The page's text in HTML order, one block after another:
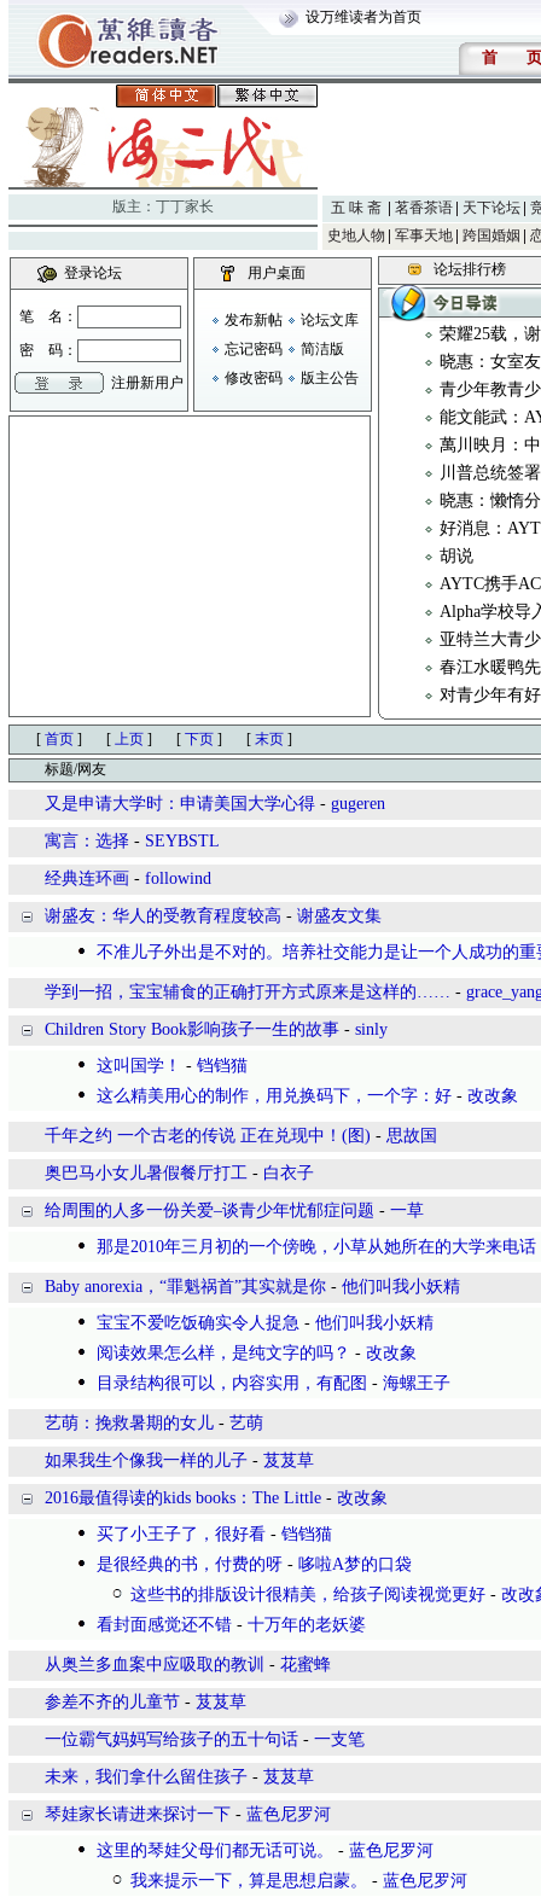
设万维读者为首页
首 页
版主： 丁丁家长 五 味 斋 茗香茶语 天下论坛
史地人物
军事天地 跨国婚姻
登录论坛
笔 名：
密 码：
注册新用户
用户桌面
发布新帖
论坛文库
忘记密码
简洁版
修改密码
版主公告
论坛排行榜
荣耀25载，
晓惠：女室友
青少年教青
能文能武：
萬川映月：
川普总统签
晓惠：懒惰
好消息：
胡说
AYTC携手
Alpha学校导
亚特兰大青
春江水暖鸭
对青少年有
[ 首页 ] [ 上页 ] [ 下页 ] [ 末页 ]
标题/网友
又是申请大学时：申请美国大学心得 - gugeren
寓言：选择 - SEYBSTL
经典连环画 - followind
谢盛友：华人的受教育程度较高 - 谢盛友文集
不准儿子外出是不对的。培养社交能力是让一个人成功的重
学到一招，宝宝辅食的正确打开方式原来是这样的…… -
Children Story Book影响孩子一生的故事 - sinly
这叫国学！
- 铛铛猫
这么精美用心的制作，用兑换码下，一个字：好 - 改改象
千年之约 一个古老的传说 正在兑现中！(图) - 思故国
奥巴马小女儿暑假餐厅打工 - 白衣子
给周围的人多一份关爱–谈青少年忧郁症问题 - 一草
那是2010年三月初的一个傍晚，小草从她所在的大学来电话
Baby anorexia，“罪魁祸首”其实就是你 - 他们叫我小妖精
宝宝不爱吃饭确实令人捉急 - 他们叫我小妖精
阅读效果怎么样，是纯文字的吗？ - 改改象
目录结构很可以，内容实用，有配图 - 海螺王子
艺萌：挽救暑期的女儿 - 艺萌
如果我生个像我一样的儿子 - 芨芨草
2016最值得读的kids books：The Little - 改改象
买了小王子了，很好看 - 铛铛猫
是很经典的书，付费的呀 - 哆啦A梦的口袋
这些书的排版设计很精美，给孩子阅读视觉更好 - 改改
看封面感觉还不错 - 十万年的老妖婆
从奥兰多血案中应吸取的教训 - 花蜜蜂
参差不齐的儿童节 - 芨芨草
一位霸气妈妈写给孩子的五十句话 - 一支笔
未来，我们拿什么留住孩子 - 芨芨草
琴娃家长请进来探讨一下 - 蓝色尼罗河
这里的琴娃父母们都无话可说。
- 蓝色尼罗河
我来提示一下，算是思想启蒙。
- 蓝色尼罗河